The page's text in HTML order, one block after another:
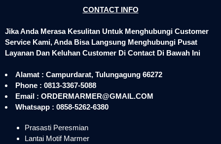
CONTACT INFO
Jika Anda Merasa Kesulitan Untuk Menghubungi Customer
Service Kami, Anda Bisa Langsung Menghubungi Pusat
Layanan Dan Keluhan Customer Di Contact Di Bawah Ini
Alamat : Campurdarat, Tulungagung 66272
Phone : 0813-3367-5088
Email : ORDERMARMER@GMAIL.COM
Whatsapp : 0858-5262-6380
Prasasti Peresmian
Lantai Motif Marmer